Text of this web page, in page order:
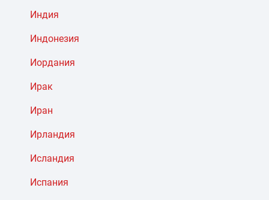
Индия
Индонезия
Иордания
Ирак
Иран
Ирландия
Исландия
Испания